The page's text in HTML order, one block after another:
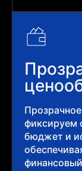
фиксируем
бюджет и